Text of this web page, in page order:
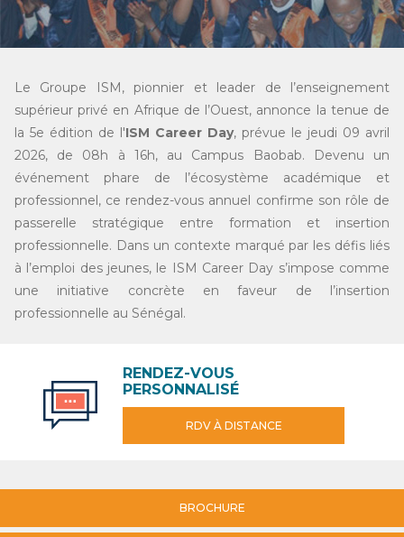
Le Groupe ISM, pionnier et leader de l’enseignement
supérieur privé en Afrique de l’Ouest, annonce la tenue de
la 5e édition de l'ISM Career Day, prévue le jeudi 09 avril
2026, de 08h à 16h, au Campus Baobab. Devenu un
événement phare de l’écosystème académique et
professionnel, ce rendez-vous annuel confirme son rôle de
passerelle stratégique entre formation et insertion
professionnelle. Dans un contexte marqué par les défis liés
à l’emploi des jeunes, le ISM Career Day s’impose comme
une initiative concrète en faveur de l’insertion
professionnelle au Sénégal.
RENDEZ-VOUS
PERSONNALISÉ
RDV À DISTANCE
BROCHURE